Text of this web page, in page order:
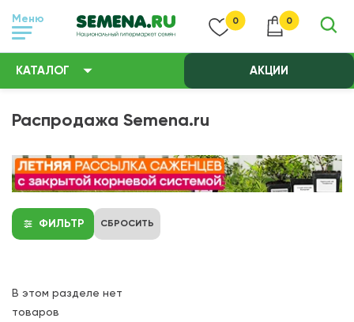
Меню 0 0
КАТАЛОГ АКЦИИ
Распродажа Semena.ru
ФИЛЬТР СБРОСИТЬ
В этом разделе нет
товаров